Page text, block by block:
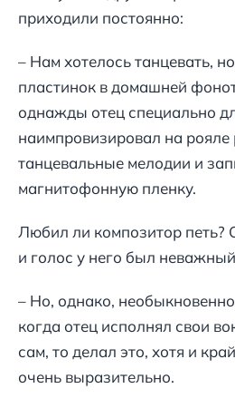
приходили постоянно:
– Нам хотелось танцевать,
пластинок в домашней
однажды отец специально
наимпровизировал на
танцевальные мелодии и
магнитофонную пленку.
Любил ли композитор петь?
и голос у него был
– Но, однако,
когда отец исполнял свои
сам, то делал это, хотя и
очень выразительно.